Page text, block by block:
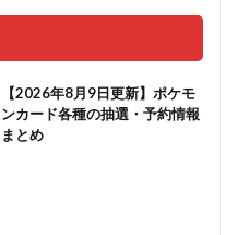
【2026年8月9日更新】ポケモ
ンカード各種の抽選・予約情報
まとめ